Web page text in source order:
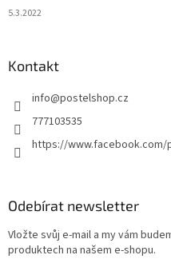
5.3.2022
Kontakt
info@postelshop.cz
777103535
https://
Odebírat newsletter
Vložte svůj e-mail a my vám
produktech na našem e-shopu.